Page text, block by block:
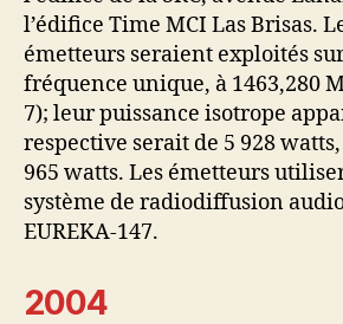
l’édifice Time MCI Las Brisas.
émetteurs seraient exploités
fréquence unique, à 1463,280
7); leur puissance isotrope
respective serait de 5 928
965 watts. Les émetteurs
système de radiodiffusion
EUREKA-147.
2004